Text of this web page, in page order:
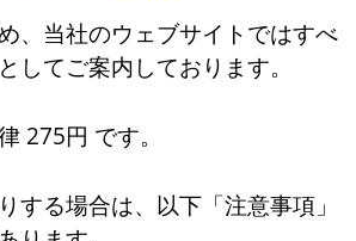
、当社のウェブサイトではすべ
してご案内しております。
275円 です。
する場合は、以下「注意事項」